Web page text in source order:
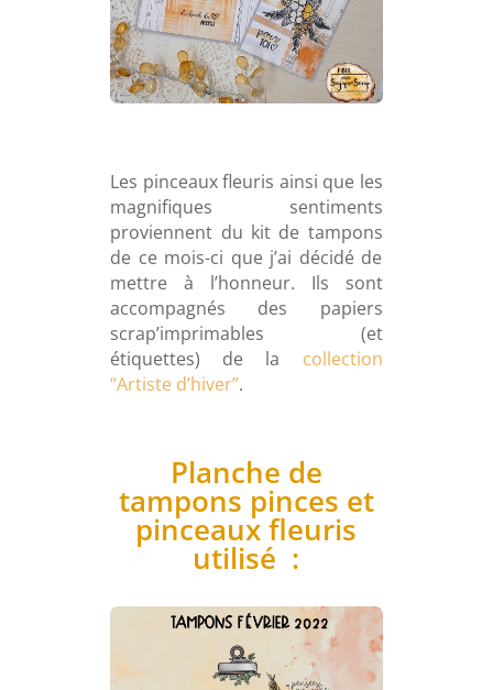
Les pinceaux fleuris ainsi que les
magnifiques sentiments
proviennent du kit de tampons
de ce mois-ci que j’ai décidé de
mettre à l’honneur. Ils sont
accompagnés des papiers
scrap’imprimables (et
étiquettes) de la collection
“Artiste d’hiver”.
Planche de
tampons pinces et
pinceaux fleuris
utilisé :